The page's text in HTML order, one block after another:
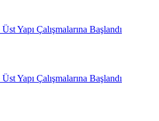
Yapı Çalışmalarına Başlandı
Yapı Çalışmalarına Başlandı